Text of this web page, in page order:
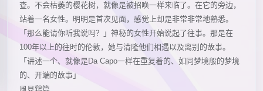
查。不会枯萎的樱花树，就像是被招唤一样来临了。在它的旁边，
站着一名女性。明明是首次见面，感觉上却是非常非常地熟悉。
「那么能请你听我说吗？」神秘的女性开始说起了往事。那是在
100年以上的往时的伦敦，她与清隆他们相遇以及离别的故事。
「讲述一个、就像是Da Capo一样在重复着的、如同梦境般的梦境
的、开端的故事」
風見鶏篇